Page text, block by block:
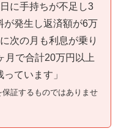
に手持ちが不足し3
が発生し返済額が6万
次の月も利息が乗り
月で合計20万円以上
ています」
証するものではありませ